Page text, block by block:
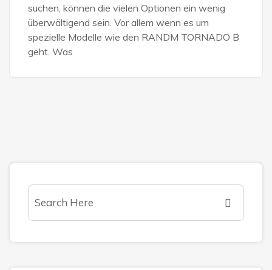
suchen, können die vielen Optionen ein wenig
überwältigend sein. Vor allem wenn es um
spezielle Modelle wie den RANDM TORNADO B
geht. Was